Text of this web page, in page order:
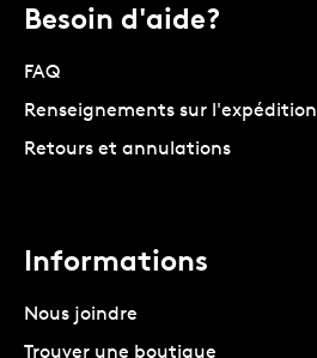
Besoin d'aide?
FAQ
Renseignements sur l'expédition
Retours et annulations
Informations
Nous joindre
Trouver une boutique